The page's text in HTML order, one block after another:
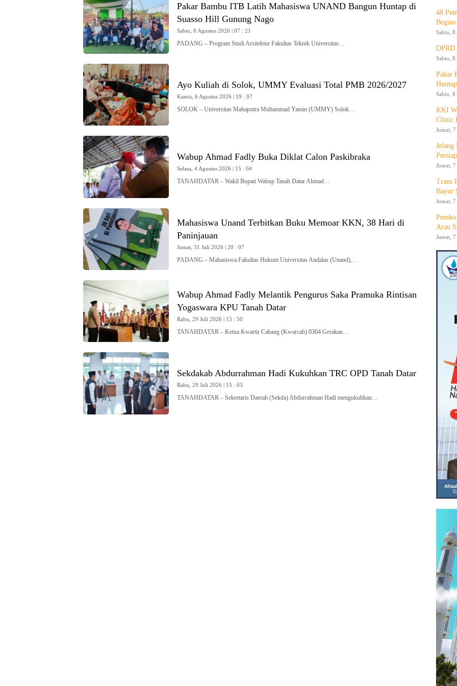
Pakar Bambu ITB Latih Mahasiswa UNAND Bangun Huntap di
Suasso Hill Gunung Nago
Sabtu, 8 Agustus 2026 | 07 : 21
PADANG – Program Studi Arsitektur Fakultas Teknik Universitas…
Ayo Kuliah di Solok, UMMY Evaluasi Total PMB 2026/2027
Kamis, 6 Agustus 2026 | 19 : 07
SOLOK – Universitas Mahaputra Muhammad Yamin (UMMY) Solok…
Wabup Ahmad Fadly Buka Diklat Calon Paskibraka
Selasa, 4 Agustus 2026 | 15 : 04
TANAHDATAR – Wakil Bupati Wabup Tanah Datar Ahmad…
Mahasiswa Unand Terbitkan Buku Memoar KKN, 38 Hari di
Paninjauan
Jumat, 31 Juli 2026 | 20 : 07
PADANG – Mahasiswa Fakultas Hukum Universitas Andalas (Unand),…
Wabup Ahmad Fadly Melantik Pengurus Saka Pramuka Rintisan
Yogaswara KPU Tanah Datar
Rabu, 29 Juli 2026 | 15 : 50
TANAHDATAR – Ketua Kwartir Cabang (Kwarcab) 0304 Gerakan…
Sekdakab Abdurrahman Hadi Kukuhkan TRC OPD Tanah Datar
Rabu, 29 Juli 2026 | 15 : 03
TANAHDATAR – Sekretaris Daerah (Sekda) Abdurrahman Hadi mengukuhkan…
48
Sabtu, 8
DPRD
Sabtu, 8
Pakar
Sabtu, 8
KKI
Clinic
Jumat,
Jelang
Jumat,
Trans
Bayur
Jumat,
Arau
Jumat,